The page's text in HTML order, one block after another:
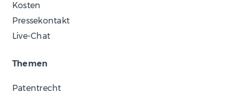
Kosten
Pressekontakt
Live-Chat
Themen
Patentrecht